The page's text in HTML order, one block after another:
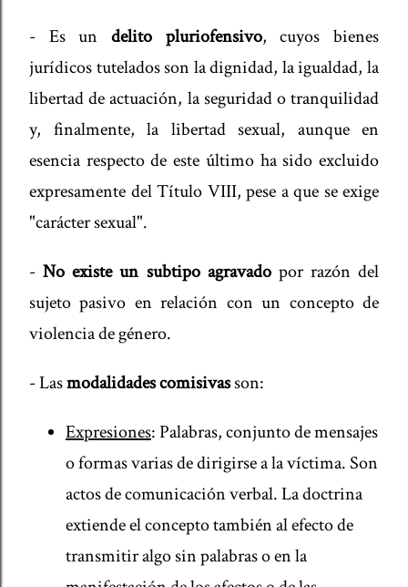
- Es un delito pluriofensivo, cuyos bienes
jurídicos tutelados son la dignidad, la igualdad, la
libertad de actuación, la seguridad o tranquilidad
y, finalmente, la libertad sexual, aunque en
esencia respecto de este último ha sido excluido
expresamente del Título VIII, pese a que se exige
"carácter sexual".
-No existe un subtipo agravadopor razón del
sujeto pasivo en relación con un concepto de
violencia de género.
- Lasmodalidades comisivasson:
Expresiones: Palabras, conjunto de mensajes
o formas varias de dirigirse a la víctima. Son
actos de comunicación verbal. La doctrina
extiende el concepto también al efecto de
transmitir algo sin palabras o en la